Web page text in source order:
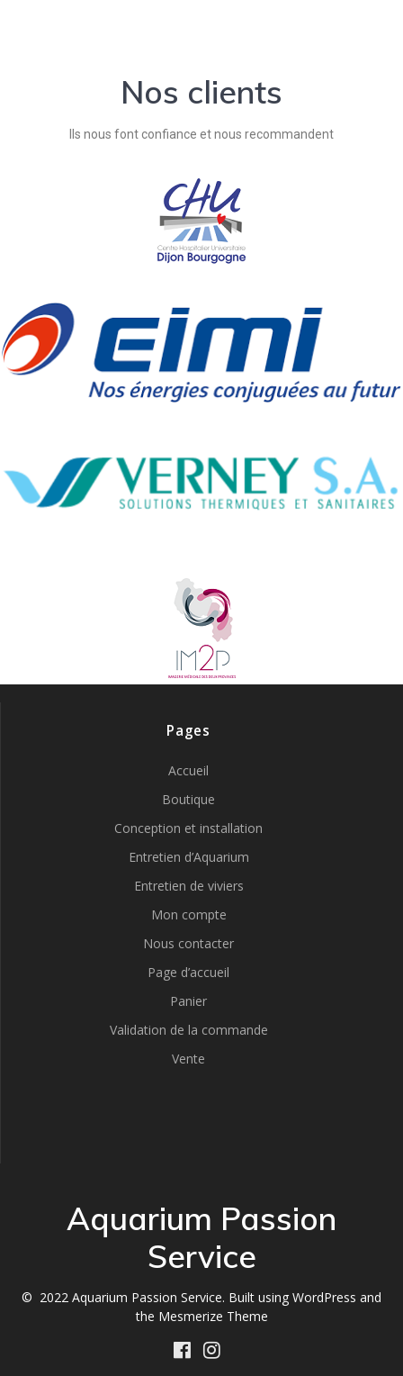
Nos clients
Ils nous font confiance et nous recommandent
Pages
Accueil
Boutique
Conception et installation
Entretien d’Aquarium
Entretien de viviers
Mon compte
Nous contacter
Page d’accueil
Panier
Validation de la commande
Vente
Aquarium Passion
Service
© 2022 Aquarium Passion Service. Built using WordPress and
the Mesmerize Theme